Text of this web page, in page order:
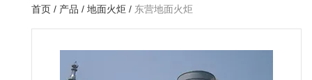
首页 / 产品 / 地面火炬 / 东营地面火炬